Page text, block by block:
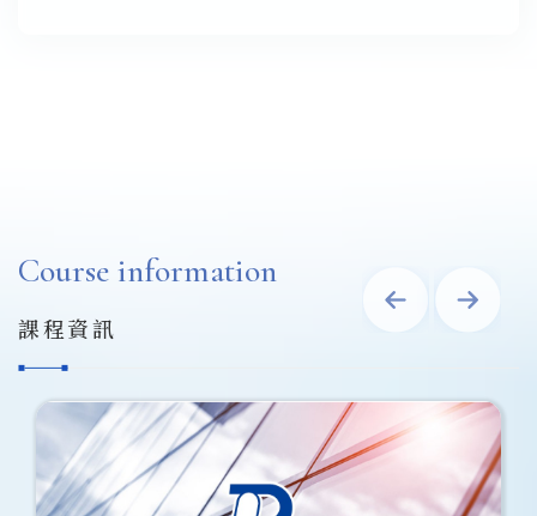
Course information
課程資訊